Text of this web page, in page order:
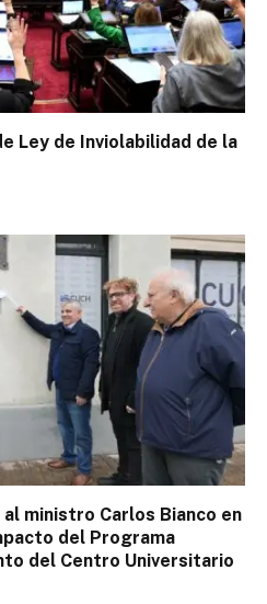
Ley de Inviolabilidad de la
ministro Carlos Bianco en
del Programa
del Centro Universitario